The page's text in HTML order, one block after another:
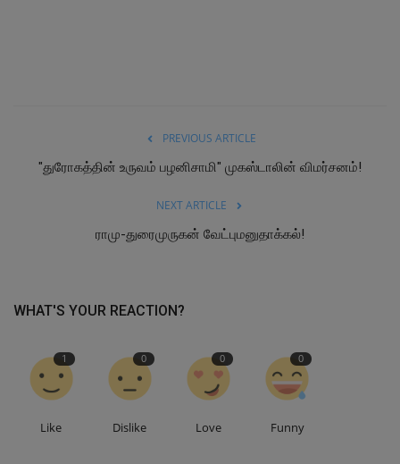
PREVIOUS ARTICLE
"துரோகத்தின் உருவம் பழனிசாமி" முகஸ்டாலின் விமர்சனம்!
NEXT ARTICLE
ராமு-துரைமுருகன் வேட்புமனுதாக்கல்!
WHAT'S YOUR REACTION?
1
Like
0
Dislike
0
Love
0
Funny